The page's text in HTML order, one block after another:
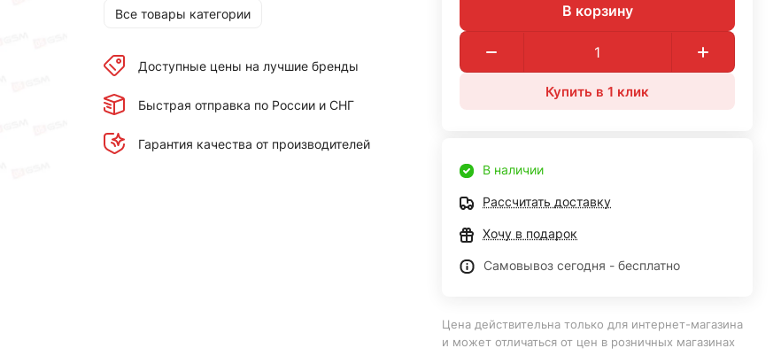
Все товары категории
Доступные цены на лучшие бренды
Быстрая отправка по России и СНГ
Гарантия качества от производителей
В корзину
Купить в 1 клик
В наличии
Рассчитать доставку
Хочу в подарок
Самовывоз сегодня - бесплатно
Цена действительна только для интернет-магазина
и может отличаться от цен в розничных магазинах